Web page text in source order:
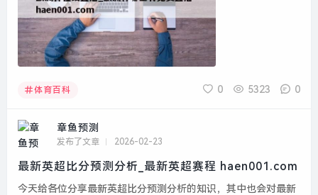
体育百科 0 5323 0
章鱼预测
发布了文章 2026-02-23
最新英超比分预测分析_最新英超赛程 haen001.com
今天给各位分享最新英超比分预测分析的知识，其中也会对最新